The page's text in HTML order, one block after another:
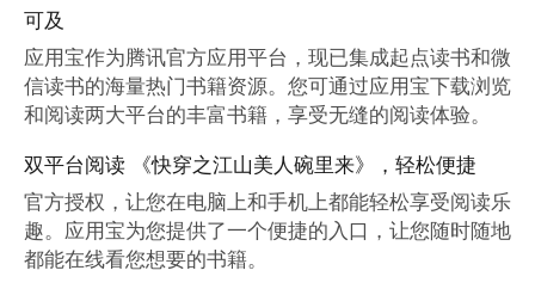
可及
应用宝作为腾讯官方应用平台，现已集成起点读书和微
信读书的海量热门书籍资源。您可通过应用宝下载浏览
和阅读两大平台的丰富书籍，享受无缝的阅读体验。
双平台阅读 《快穿之江山美人碗里来》，轻松便捷
官方授权，让您在电脑上和手机上都能轻松享受阅读乐
趣。应用宝为您提供了一个便捷的入口，让您随时随地
都能在线看您想要的书籍。